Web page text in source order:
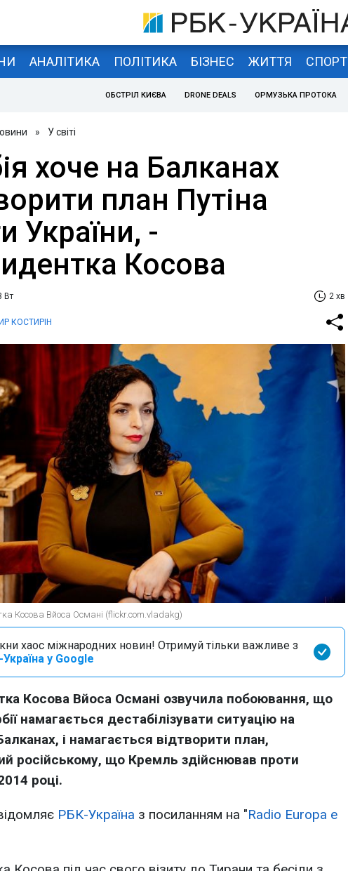
АНАЛІТИКА ПОЛІТИКА БІЗНЕС ЖИТТЯ СПОРТ
ОБСТРІЛ КИЄВА DRONE DEALS ОРМУЗЬКА ПРОТОКА
» У світі
хоче на Балканах
план Путіна
України, -
Косова
Вт 2 хв
КОСТИРІН
Косова Вйоса Османі (flickr.com.vladakg)
хаос міжнародних новин! Отримуй тільки важливе з
у Google
Косова Вйоса Османі озвучила побоювання, що
намагається дестабілізувати ситуацію на
і намагається відтворити план,
російському, що Кремль здійснював проти
році.
РБК-Україна з посиланням на "Radio Europa e